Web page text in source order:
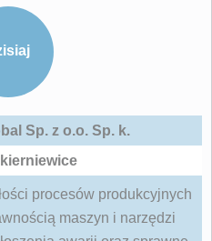
Sp. z o.o. Sp. k.
procesów produkcyjnych
maszyn i narzędzi